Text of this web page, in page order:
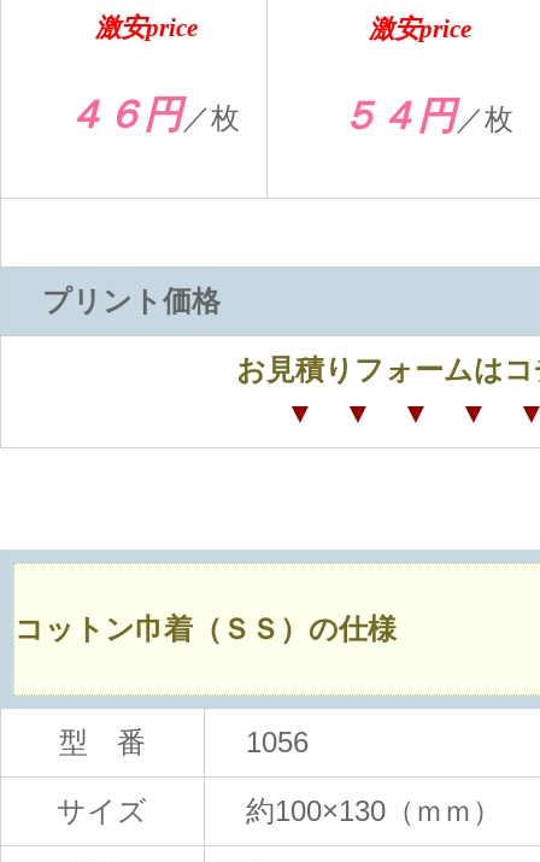
激安price
４６円／枚
激安price
５４円／枚
プリント価格
お見積りフォームは
▼ ▼ ▼ ▼
コットン巾着（ＳＳ） の仕様
型 番 1056
サイズ 約100×130（ｍｍ）